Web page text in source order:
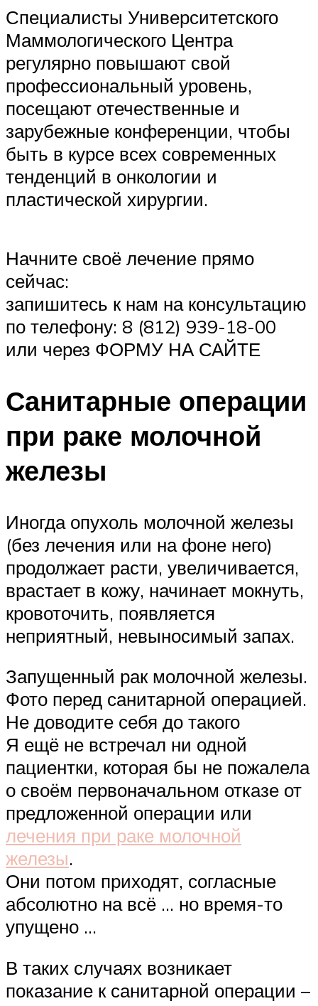
Специалисты Университетского
Маммологического Центра
регулярно повышают свой
профессиональный уровень,
посещают отечественные и
зарубежные конференции, чтобы
быть в курсе всех современных
тенденций в онкологии и
пластической хирургии.
Начните своё лечение прямо
сейчас:
запишитесь к нам на консультацию
по телефону: 8 (812) 939-18-00
или через ФОРМУ НА САЙТЕ
Санитарные операции
при раке молочной
железы
Иногда опухоль молочной железы
(без лечения или на фоне него)
продолжает расти, увеличивается,
врастает в кожу, начинает мокнуть,
кровоточить, появляется
неприятный, невыносимый запах.
Запущенный рак молочной железы.
Фото перед санитарной операцией.
Не доводите себя до такого
Я ещё не встречал ни одной
пациентки, которая бы не пожалела
о своём первоначальном отказе от
предложенной операции или
лечения при раке молочной
железы.
Они потом приходят, согласные
абсолютно на всё … но время-то
упущено …
В таких случаях возникает
показание к санитарной операции –